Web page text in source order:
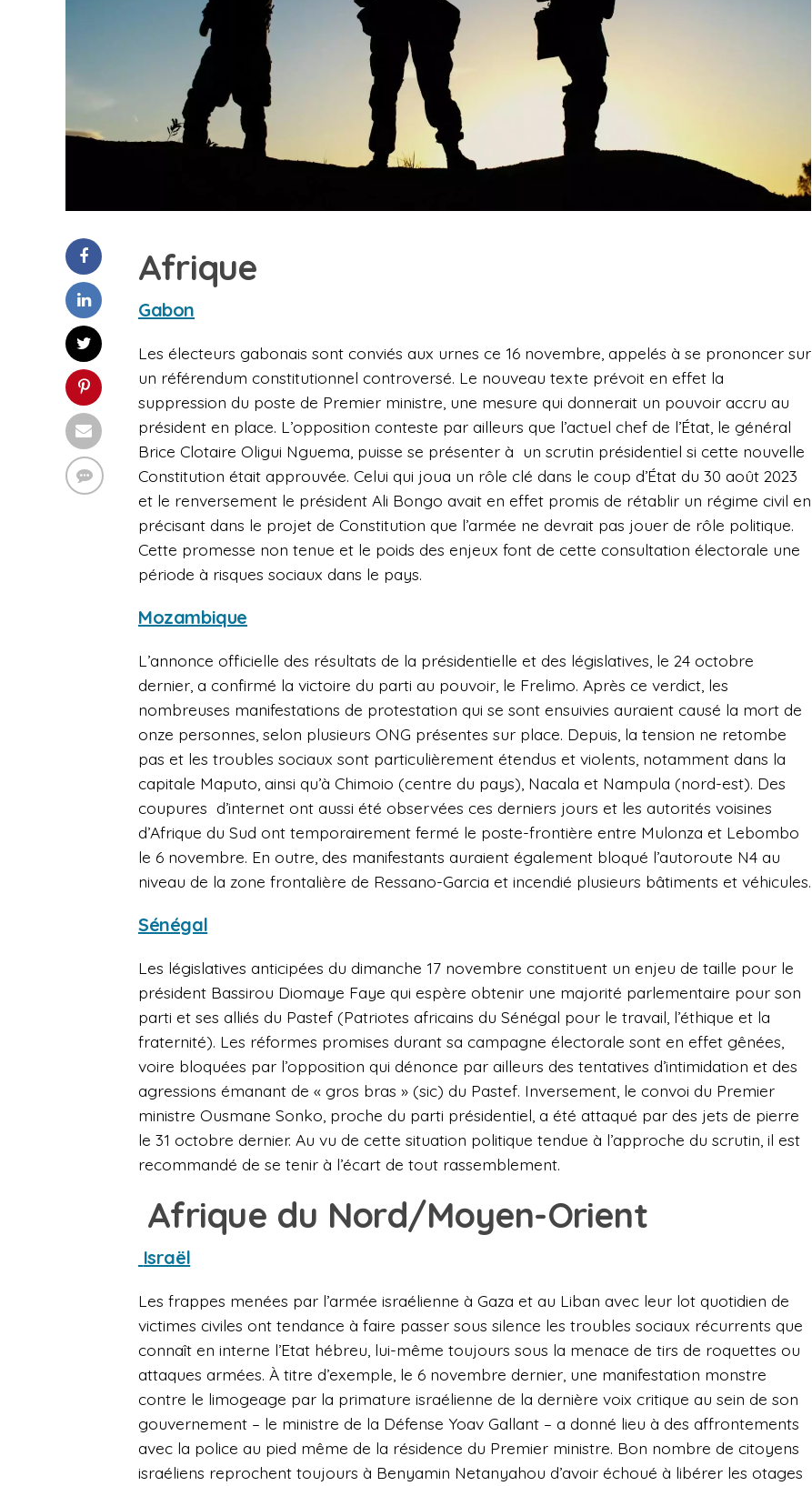
Afrique
Gabon
Les électeurs gabonais sont conviés aux urnes ce 16 novembre, appelés à se prononcer sur
un référendum constitutionnel controversé. Le nouveau texte prévoit en effet la
suppression du poste de Premier ministre, une mesure qui donnerait un pouvoir accru au
président en place. L’opposition conteste par ailleurs que l’actuel chef de l’État, le général
Brice Clotaire Oligui Nguema, puisse se présenter à un scrutin présidentiel si cette nouvelle
Constitution était approuvée. Celui qui joua un rôle clé dans le coup d’État du 30 août 2023
et le renversement le président Ali Bongo avait en effet promis de rétablir un régime civil en
précisant dans le projet de Constitution que l’armée ne devrait pas jouer de rôle politique.
Cette promesse non tenue et le poids des enjeux font de cette consultation électorale une
période à risques sociaux dans le pays.
Mozambique
L’annonce officielle des résultats de la présidentielle et des législatives, le 24 octobre
dernier, a confirmé la victoire du parti au pouvoir, le Frelimo. Après ce verdict, les
nombreuses manifestations de protestation qui se sont ensuivies auraient causé la mort de
onze personnes, selon plusieurs ONG présentes sur place. Depuis, la tension ne retombe
pas et les troubles sociaux sont particulièrement étendus et violents, notamment dans la
capitale Maputo, ainsi qu’à Chimoio (centre du pays), Nacala et Nampula (nord-est). Des
coupures d’internet ont aussi été observées ces derniers jours et les autorités voisines
d’Afrique du Sud ont temporairement fermé le poste-frontière entre Mulonza et Lebombo
le 6 novembre. En outre, des manifestants auraient également bloqué l’autoroute N4 au
niveau de la zone frontalière de Ressano-Garcia et incendié plusieurs bâtiments et véhicules.
Sénégal
Les législatives anticipées du dimanche 17 novembre constituent un enjeu de taille pour le
président Bassirou Diomaye Faye qui espère obtenir une majorité parlementaire pour son
parti et ses alliés du Pastef (Patriotes africains du Sénégal pour le travail, l’éthique et la
fraternité). Les réformes promises durant sa campagne électorale sont en effet gênées,
voire bloquées par l’opposition qui dénonce par ailleurs des tentatives d’intimidation et des
agressions émanant de « gros bras » (sic) du Pastef. Inversement, le convoi du Premier
ministre Ousmane Sonko, proche du parti présidentiel, a été attaqué par des jets de pierre
le 31 octobre dernier. Au vu de cette situation politique tendue à l’approche du scrutin, il est
recommandé de se tenir à l’écart de tout rassemblement.
Afrique du Nord/Moyen-Orient
Israël
Les frappes menées par l’armée israélienne à Gaza et au Liban avec leur lot quotidien de
victimes civiles ont tendance à faire passer sous silence les troubles sociaux récurrents que
connaît en interne l’Etat hébreu, lui-même toujours sous la menace de tirs de roquettes ou
attaques armées. À titre d’exemple, le 6 novembre dernier, une manifestation monstre
contre le limogeage par la primature israélienne de la dernière voix critique au sein de son
gouvernement – le ministre de la Défense Yoav Gallant – a donné lieu à des affrontements
avec la police au pied même de la résidence du Premier ministre. Bon nombre de citoyens
israéliens reprochent toujours à Benyamin Netanyahou d’avoir échoué à libérer les otages